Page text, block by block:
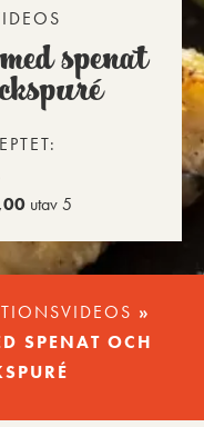
spenat
utav 5
»
SPENAT OCH